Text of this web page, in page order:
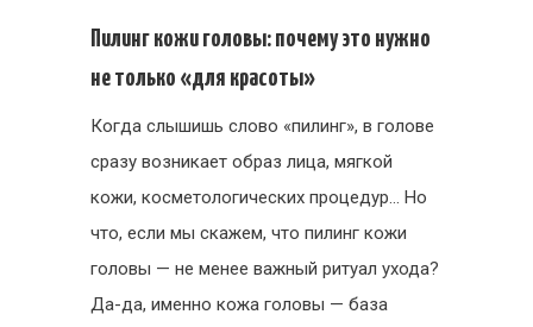
Пилинг кожи головы: почему это нужно
не только «для красоты»
Когда слышишь слово «пилинг», в голове
сразу возникает образ лица, мягкой
кожи, косметологических процедур… Но
что, если мы скажем, что пилинг кожи
головы — не менее важный ритуал ухода?
Да-да, именно кожа головы — база